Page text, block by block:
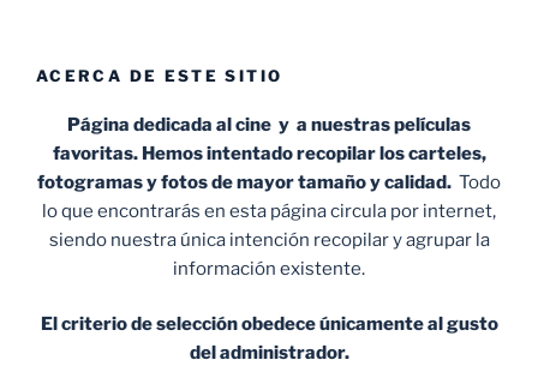
ACERCA DE ESTE SITIO
Página dedicada al cine y a nuestras películas
favoritas. Hemos intentado recopilar los carteles,
fotogramas y fotos de mayor tamaño y calidad. Todo
lo que encontrarás en esta página circula por internet,
siendo nuestra única intención recopilar y agrupar la
información existente.
El criterio de selección obedece únicamente al gusto
del administrador.